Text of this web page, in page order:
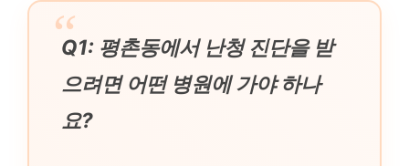
Q1: 평촌동에서 난청 진단을 받
으려면 어떤 병원에 가야 하나
요?